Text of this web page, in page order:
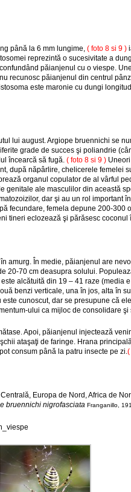
până la 6 mm lungime, ( foto 8 si 9 )
reprezintă o sucesivitate a
păianjenul cu o viespe.
recunosc păianjenul din centrul
este maronie cu dungi
lui august. Argiope bruennichi se
ite grade de succes şi poliandrie
încearcă să fugă. ( foto 8 si 9 )
după năpârlire, chelicerele femelei
organul copulator de al vârful
genitale ale masculilor din această
dar şi au un rol important
fecundare, femela depune 200-300
tineri eclozează şi părăsesc coconul
amurg. În medie, păianjenul are
20-70 cm deasupra solului.
alcătuită din 19 – 41 raze (media
benzi verticale, una în jos, alta în
cunoscut, dar se presupune că
ului ca mijloc de consolidare
Apoi, păianjenul injectează
ataşaţi de faringe. Hrana
consum până la patru insecte pe zi.(
Europa de Nord, Africa de
bruennichi nigrofasciata Franganillo,